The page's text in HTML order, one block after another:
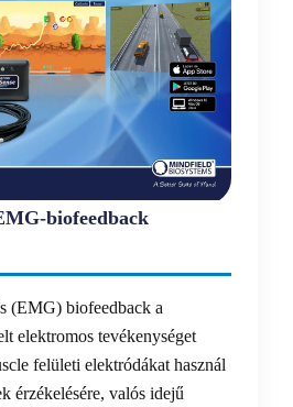
biofeedback
(EMG) biofeedback a
elektromos tevékenységet
felületi elektródákat használ
érzékelésére, valós idejű